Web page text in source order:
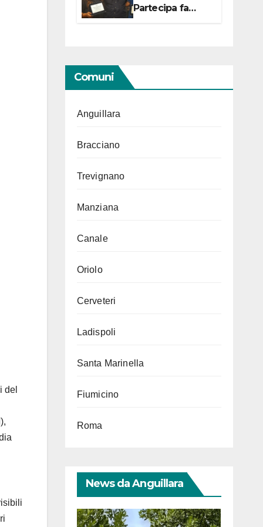
del
Partecipa fa
centro con due
Comuni
Anguillara
Bracciano
Trevignano
Manziana
Canale
Oriolo
Cerveteri
Ladispoli
Santa Marinella
Fiumicino
Roma
News da Anguillara